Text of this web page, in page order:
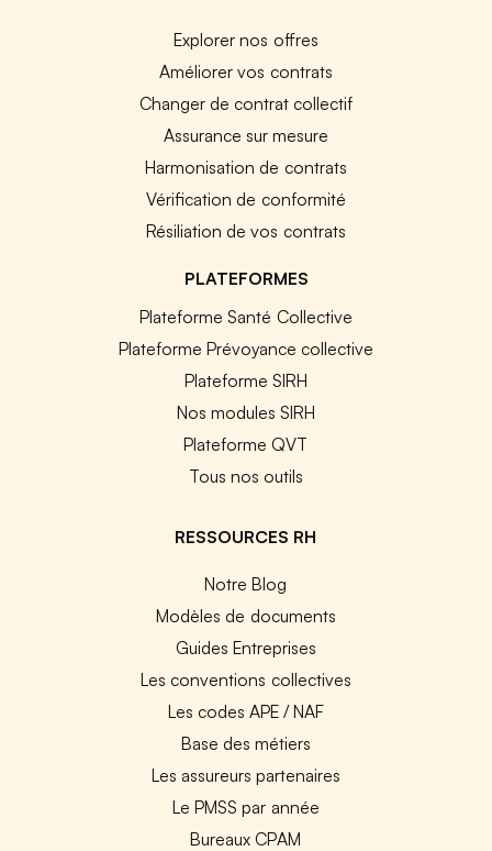
Explorer nos offres
Améliorer vos contrats
Changer de contrat collectif
Assurance sur mesure
Harmonisation de contrats
Vérification de conformité
Résiliation de vos contrats
PLATEFORMES
Plateforme Santé Collective
Plateforme Prévoyance collective
Plateforme SIRH
Nos modules SIRH
Plateforme QVT
Tous nos outils
RESSOURCES RH
Notre Blog
Modèles de documents
Guides Entreprises
Les conventions collectives
Les codes APE / NAF
Base des métiers
Les assureurs partenaires
Le PMSS par année
Bureaux CPAM